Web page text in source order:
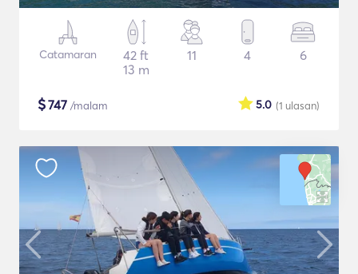
Catamaran
42 ft
13 m
11 4 6
$747 /malam (1 ulasan)
5.0